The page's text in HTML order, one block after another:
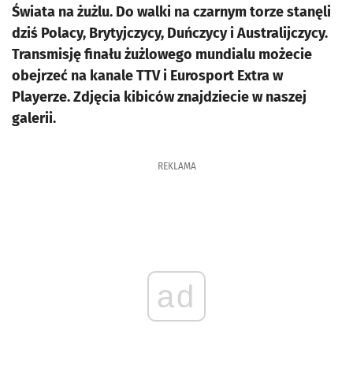
Świata na żużlu. Do walki na czarnym torze stanęli
dziś Polacy, Brytyjczycy, Duńczycy i Australijczycy.
Transmisję finału żużlowego mundialu możecie
obejrzeć na kanale TTV i Eurosport Extra w
Playerze. Zdjęcia kibiców znajdziecie w naszej
galerii.
REKLAMA
ad